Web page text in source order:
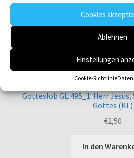
Cookies
Ablehnen
Einstellungen
Cookie-Richtlinie
Gotteslob GL 495_1 Herr Jesus,
Gottes (KL)
€2,50
In den